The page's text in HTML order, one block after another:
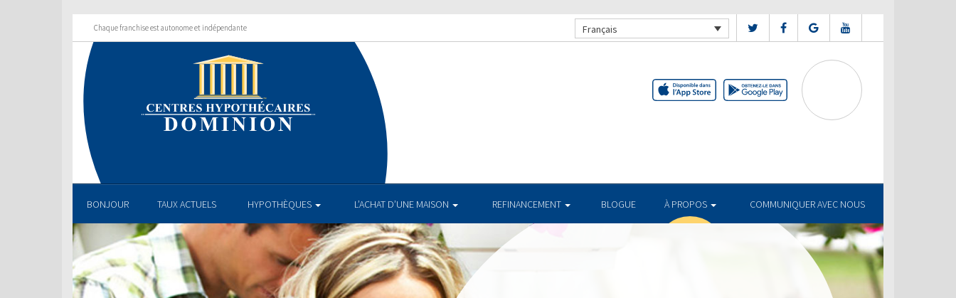
Chaque franchise est autonome et indépendante Français
BONJOUR TAUX ACTUELS HYPOTHÈQUES L’ACHAT D’UNE MAISON REFINANCEMENT BLOGUE À PROPOS COMMUNIQUER AVEC NOUS